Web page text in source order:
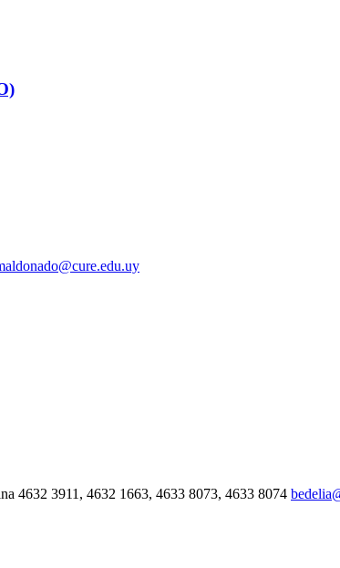
4632 3911, 4632 1663, 4633 8073, 4633 8074